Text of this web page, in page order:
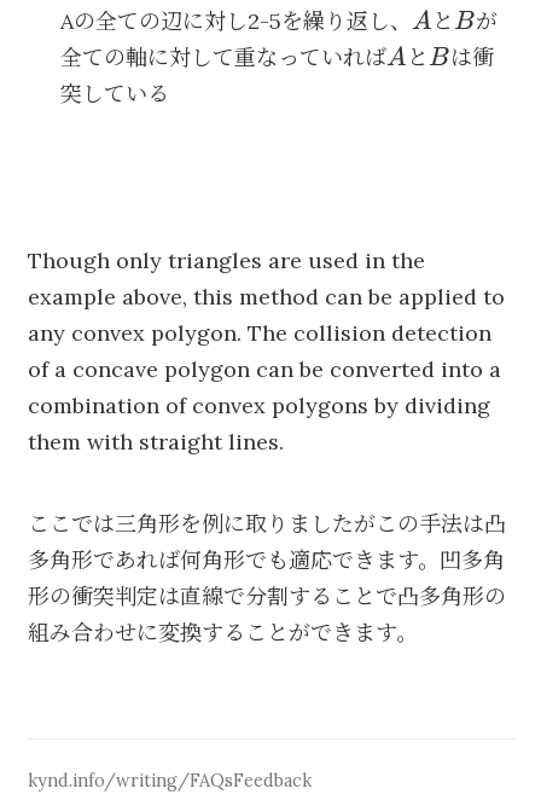
Aの全ての辺に対し2-5を繰り返し、
A
A と B
Bが
全ての軸に対して重なっていればA
A と B
Bは衝
突している
Though only triangles are used in the
example above, this method can be applied to
any convex polygon. The collision detection
of a concave polygon can be converted into a
combination of convex polygons by dividing
them with straight lines.
ここでは三角形を例に取りましたがこの手法は凸
多角形であれば何角形でも適応できます。凹多角
形の衝突判定は直線で分割することで凸多角形の
組み合わせに変換することができます。
kynd.info/writing/FAQsFeedback